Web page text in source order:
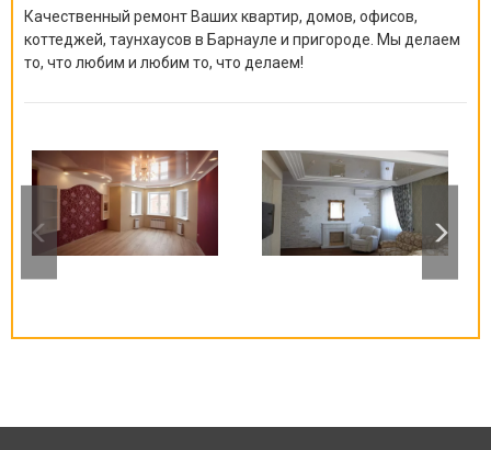
Качественный ремонт Ваших квартир, домов, офисов,
коттеджей, таунхаусов в Барнауле и пригороде. Мы делаем
то, что любим и любим то, что делаем!